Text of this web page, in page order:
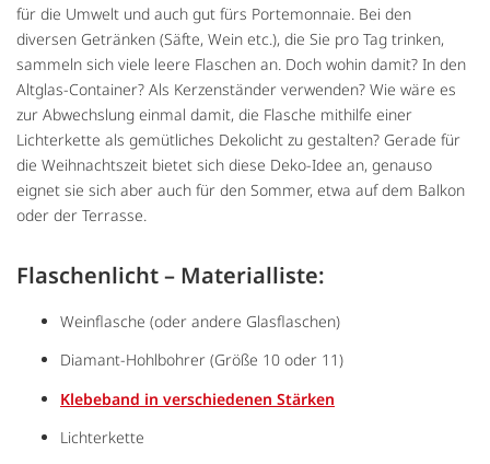
für die Umwelt und auch gut fürs Portemonnaie. Bei den
diversen Getränken (Säfte, Wein etc.), die Sie pro Tag trinken,
sammeln sich viele leere Flaschen an. Doch wohin damit? In den
Altglas-Container? Als Kerzenständer verwenden? Wie wäre es
zur Abwechslung einmal damit, die Flasche mithilfe einer
Lichterkette als gemütliches Dekolicht zu gestalten? Gerade für
die Weihnachtszeit bietet sich diese Deko-Idee an, genauso
eignet sie sich aber auch für den Sommer, etwa auf dem Balkon
oder der Terrasse.
Flaschenlicht – Materialliste:
Weinflasche (oder andere Glasflaschen)
Diamant-Hohlbohrer (Größe 10 oder 11)
Klebeband in verschiedenen Stärken
Lichterkette